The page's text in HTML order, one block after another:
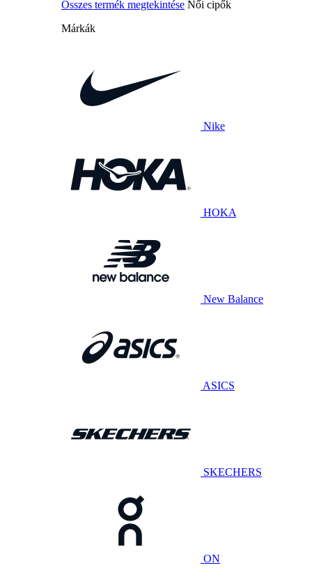
Összes termék megtekintése Női cipők
Márkák
Nike
HOKA
New Balance
ASICS
SKECHERS
ON